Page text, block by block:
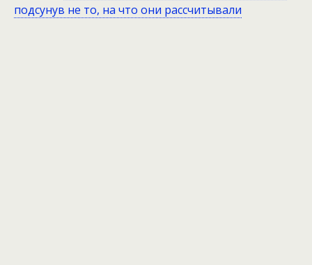
подсунув не то, на что они рассчитывали